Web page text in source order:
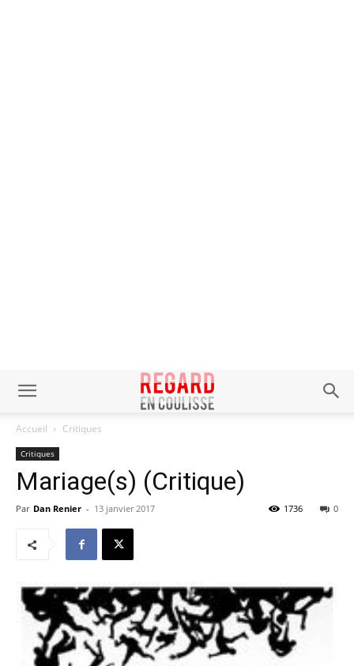
Accueil Critiques
Critiques
Mariage(s) (Critique)
Par Dan Renier - 13 janvier 2017 0
1736